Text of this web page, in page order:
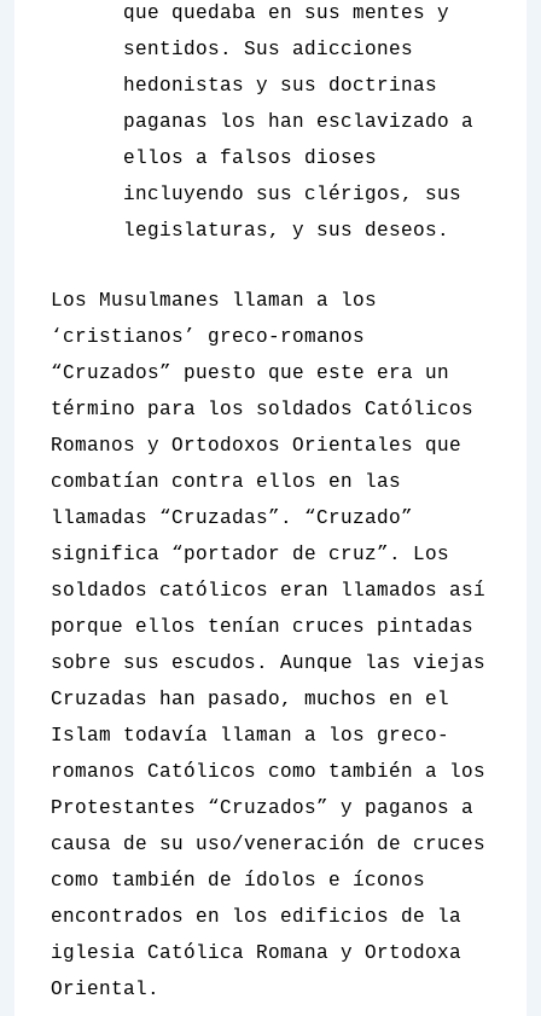
que quedaba en sus mentes y
sentidos. Sus adicciones
hedonistas y sus doctrinas
paganas los han esclavizado a
ellos a falsos dioses
incluyendo sus clérigos, sus
legislaturas, y sus deseos.
Los Musulmanes llaman a los
‘cristianos’ greco-romanos
“Cruzados” puesto que este era un
término para los soldados Católicos
Romanos y Ortodoxos Orientales que
combatían contra ellos en las
llamadas “Cruzadas”. “Cruzado”
significa “portador de cruz”. Los
soldados católicos eran llamados así
porque ellos tenían cruces pintadas
sobre sus escudos. Aunque las viejas
Cruzadas han pasado, muchos en el
Islam todavía llaman a los greco-
romanos Católicos como también a los
Protestantes “Cruzados” y paganos a
causa de su uso/veneración de cruces
como también de ídolos e íconos
encontrados en los edificios de la
iglesia Católica Romana y Ortodoxa
Oriental.